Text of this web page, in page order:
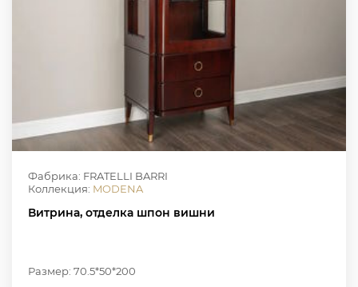
Фабрика: FRATELLI BARRI
Коллекция: MODENA
Витрина, отделка шпон вишни
Размер: 70.5*50*200